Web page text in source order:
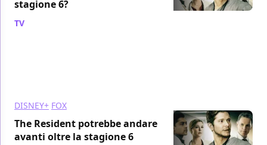
stagione 6?
TV
DISNEY+ FOX
The Resident potrebbe andare
avanti oltre la stagione 6